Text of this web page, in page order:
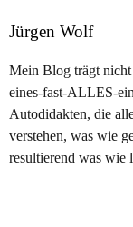
Jürgen Wolf
Mein Blog trägt nicht
eines-fast-ALLES-
Autodidakten, die
verstehen, was wie
resultierend was wie